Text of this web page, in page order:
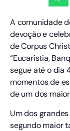
A comunidade
devoção e
de Corpus
“Eucaristia,
segue até o dia
momentos de
de um dos
Um dos
segundo maior